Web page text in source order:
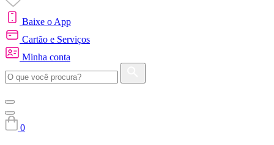
Baixe o App
Cartão e Serviços
Minha conta
0